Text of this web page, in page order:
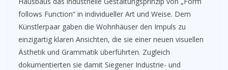
follows Function“ in individueller Art und Weise. Dem
Künstlerpaar gaben die Wohnhäuser den Impuls zu
einzigartig klaren Ansichten, die sie einer neuen visuellen
Ästhetik und Grammatik überführten. Zugleich
dokumentierten sie damit Siegener Industrie- und